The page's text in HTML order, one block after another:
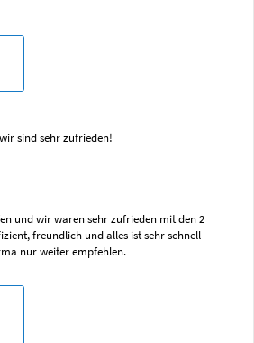
sind sehr zufrieden!
und wir waren sehr zufrieden mit den 2
freundlich und alles ist sehr schnell
nur weiter empfehlen.